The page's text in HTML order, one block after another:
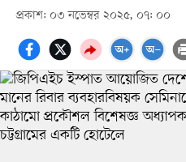
প্রকাশ: ০৩ নভেম্বর ২০২৫, ০৭: ০০